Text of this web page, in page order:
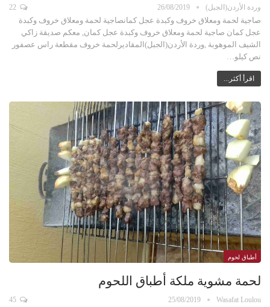
وردة الأردن(الجبل) 26/08/2019
صاجية لحمة ومعلاق خروف وكبدة عجل كمانصاجية لحمة ومعلاق خروف وكبدة
عجل كمان صاجية لحمة ومعلاق خروف وكبدة عجل كمان, معكم صديقة زاكي
الشيف الموهوبة ,وردة الأردن(الجبل)المقاديرلحمة خروف مقطعة راس عصفور
نص كيلو…
اقرأ أكثر...
أطباق لحوم
لحمة مشوية ملكة أطباق اللحوم
Wasafat Loulou
25/08/2019